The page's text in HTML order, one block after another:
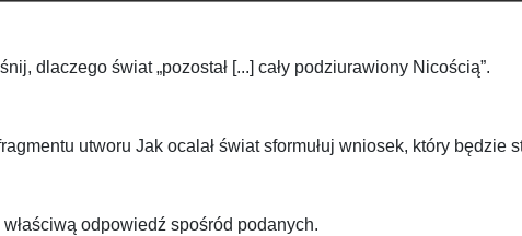
dlaczego świat „pozostał [...] cały podziurawiony Nicością”.
utworu Jak ocalał świat sformułuj wniosek, który będzie
odpowiedź spośród podanych.